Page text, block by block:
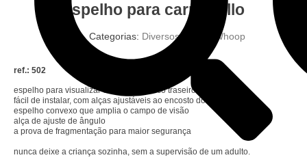
espelho para carro hello
Categorias: Diversos, Linha Whoop
ref.: 502
espelho para visualizar o bebê no banco traseiro do carro
fácil de instalar, com alças ajustáveis ao encosto do banco
espelho convexo que amplia o campo de visão
alça de ajuste de ângulo
a prova de fragmentação para maior segurança
nunca deixe a criança sozinha, sem a supervisão de um adulto.